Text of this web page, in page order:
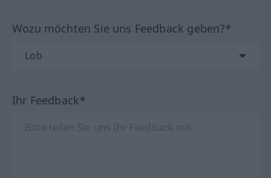
Wozu möchten Sie uns Feedback geben?*
Ihr Feedback*